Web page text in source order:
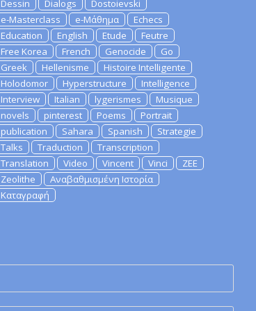
Dessin
Dialogs
Dostoievski
e-Masterclass
e-Μάθημα
Echecs
Education
English Etude
Feutre
Free Korea
French Genocide
Go
Greek
Hellenisme
Histoire Intelligente
Holodomor
Hyperstructure
Intelligence
Interview
Italian lygerismes
Musique
novels
pinterest Poems
Portrait
publication
Sahara Spanish
Strategie
Talks
Traduction
Transcription
Translation
Video Vincent Vinci
ZEE
Zeolithe
Αναβαθμισμένη Ιστορία
Καταγραφή